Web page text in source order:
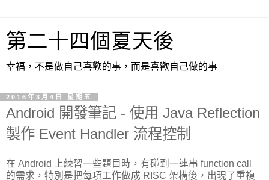
第二十四個夏天後
幸福，不是做自己喜歡的事，而是喜歡自己做的事
2016年3月4日 星期五
Android 開發筆記 - 使用 Java Reflection
製作 Event Handler 流程控制
在 Android 上練習一些題目時，有碰到一連串 function call
的需求，特別是把每項工作做成 RISC 架構後，出現了重複